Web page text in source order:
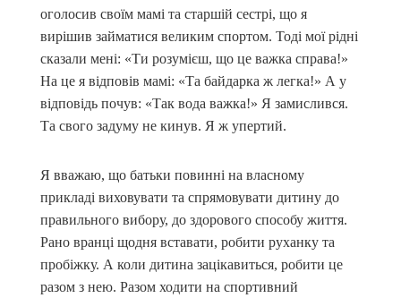
оголосив своїм мамі та старшій сестрі, що я
вирішив займатися великим спортом. Тоді мої рідні
сказали мені: «Ти розумієш, що це важка справа!»
На це я відповів мамі: «Та байдарка ж легка!» А у
відповідь почув: «Так вода важка!» Я замислився.
Та свого задуму не кинув. Я ж упертий.
Я вважаю, що батьки повинні на власному
прикладі виховувати та спрямовувати дитину до
правильного вибору, до здорового способу життя.
Рано вранці щодня вставати, робити руханку та
пробіжку. А коли дитина зацікавиться, робити це
разом з нею. Разом ходити на спортивний